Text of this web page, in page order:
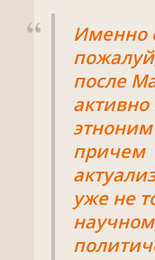
Именно
после
активно
причем
уже не